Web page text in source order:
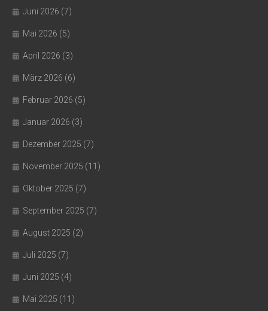
Juni 2026 (7)
Mai 2026 (5)
April 2026 (3)
März 2026 (6)
Februar 2026 (5)
Januar 2026 (3)
Dezember 2025 (7)
November 2025 (11)
Oktober 2025 (7)
September 2025 (7)
August 2025 (2)
Juli 2025 (7)
Juni 2025 (4)
Mai 2025 (11)